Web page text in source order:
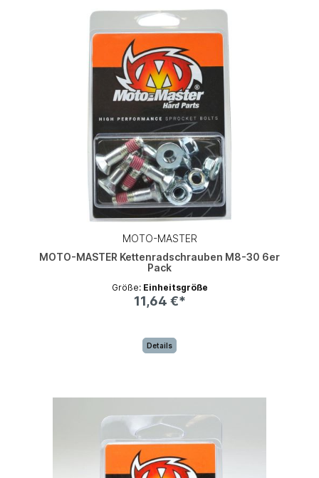
MOTO-MASTER
MOTO-MASTER Kettenradschrauben M8-30 6er
Pack
Größe: Einheitsgröße
11,64 €*
Details